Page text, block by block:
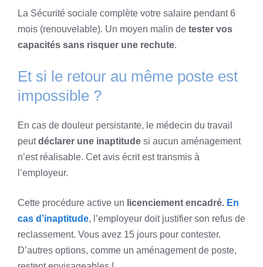
La Sécurité sociale complète votre salaire pendant 6
mois (renouvelable). Un moyen malin de tester vos
capacités sans risquer une rechute.
Et si le retour au même poste est
impossible ?
En cas de douleur persistante, le médecin du travail
peutdéclarer une inaptitude si aucun aménagement
n’est réalisable. Cet avis écrit est transmis à
l’employeur.
Cette procédure active un licenciement encadré. En
cas d’inaptitude, l’employeur doit justifier son refus de
reclassement. Vous avez 15 jours pour contester.
D’autres options, comme un aménagement de poste,